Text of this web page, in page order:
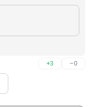
+3 –0